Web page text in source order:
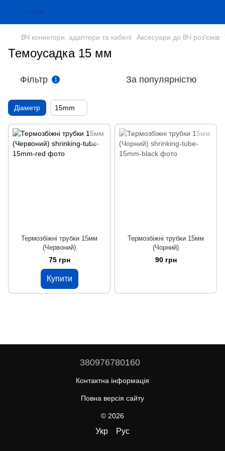
ВЧ конектори, адаптери та кабелі Аксесуари до ВЧ роз'ємів
Темоусадка 15 мм
Фільтр 1 За популярністю
Діаметр 15mm
Термозбіжні трубки 15мм
(Червоний)
75 грн
Купити
Термозбіжні трубки 15мм
(Чорний)
90 грн
380976780160
Контактна інформація
Повна версія сайту
© 2026
Укр Рус